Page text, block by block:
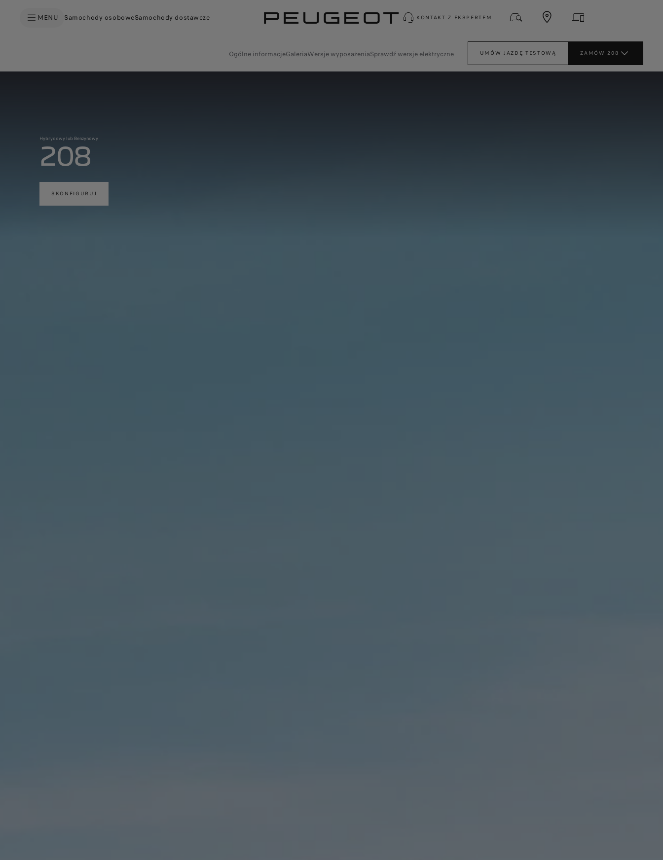
MENU Samochody osoboweSamochody dostawcze KONTAKT Z EKSPERTEM
Ogólne informacjeGaleriaWersje wyposażeniaSprawdź wersje elektryczne UMÓW JAZDĘ TESTOWĄ ZAMÓW 208
Hybrydowy lub Benzynowy
208
SKONFIGURUJ